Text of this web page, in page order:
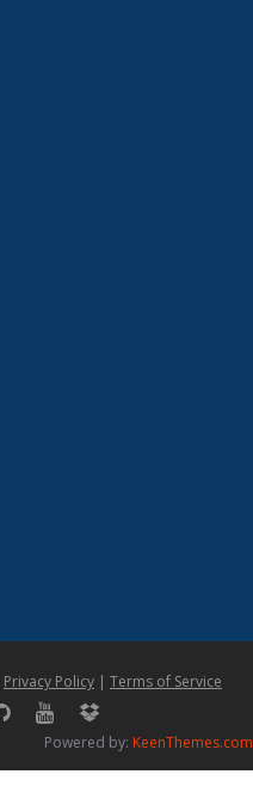
Privacy Policy | Terms of Service
Powered by: KeenThemes.com